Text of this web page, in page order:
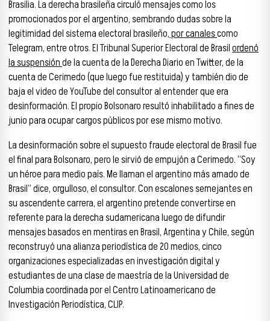
Brasilia. La derecha brasileña circuló mensajes como los
promocionados por el argentino, sembrando dudas sobre la
legitimidad del sistema electoral brasileño,por canalescomo
Telegram, entre otros. El Tribunal Superior Electoral de Brasilordenó
la suspensiónde la cuenta de la Derecha Diario en Twitter, de la
cuenta de Cerimedo (que luego fue restituida) y también dio de
baja el video de YouTube del consultor al entender que era
desinformación. El propio Bolsonaro resultó inhabilitado a fines de
junio para ocupar cargos públicos por ese mismo motivo.
La desinformación sobre el supuesto fraude electoral de Brasil fue
el final para Bolsonaro, pero le sirvió de empujón a Cerimedo. “Soy
un héroe para medio país. Me llaman el argentino más amado de
Brasil” dice, orgulloso, el consultor. Con escalones semejantes en
su ascendente carrera, el argentino pretende convertirse en
referente para la derecha sudamericana luego de difundir
mensajes basados en mentiras en Brasil, Argentina y Chile, según
reconstruyó una alianza periodística de 20 medios, cinco
organizaciones especializadas en investigación digital y
estudiantes de una clase de maestría de la Universidad de
Columbia coordinada por el Centro Latinoamericano de
Investigación Periodística, CLIP.